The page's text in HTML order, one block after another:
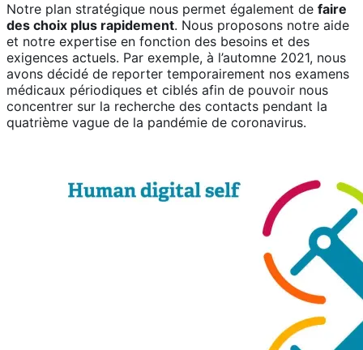
Notre plan stratégique nous permet également de faire
des choix plus rapidement. Nous proposons notre aide
et notre expertise en fonction des besoins et des
exigences actuels. Par exemple, à l’automne 2021, nous
avons décidé de reporter temporairement nos examens
médicaux périodiques et ciblés afin de pouvoir nous
concentrer sur la recherche des contacts pendant la
quatrième vague de la pandémie de coronavirus.